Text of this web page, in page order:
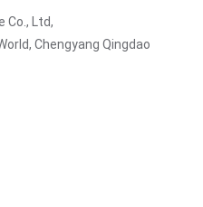
Co., Ltd,
Chengyang Qingdao